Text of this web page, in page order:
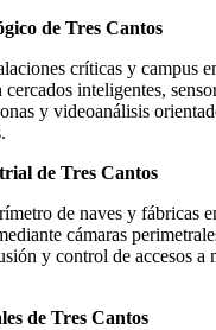
de Tres Cantos
críticas y campus
inteligentes,
y videoanálisis
de Tres Cantos
de naves y fábricas
cámaras
y control de accesos a
de Tres Cantos